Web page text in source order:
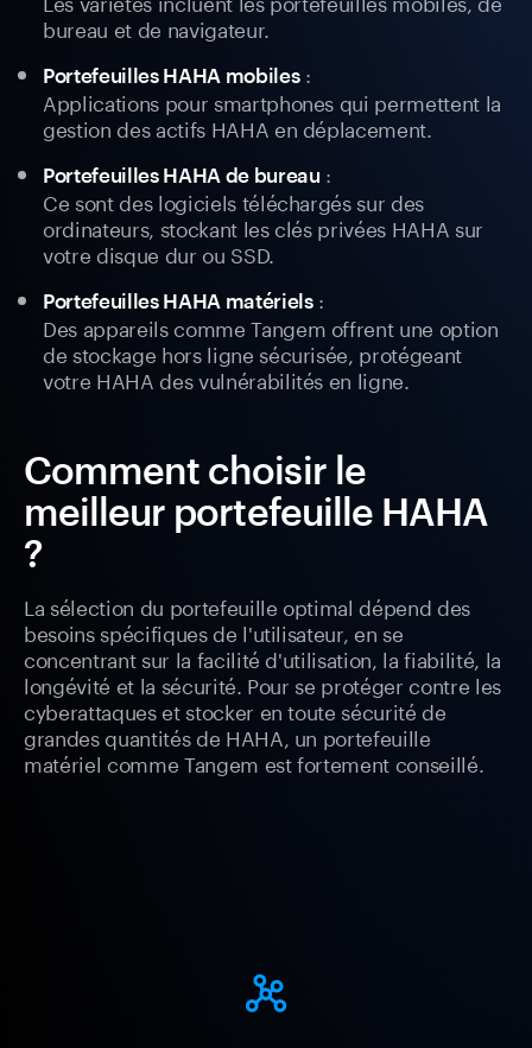
bureau et de navigateur.
Portefeuilles HAHA mobiles:
Applications pour smartphones qui permettent la
gestion des actifs HAHA en déplacement.
Portefeuilles HAHA de bureau :
Ce sont des logiciels téléchargés sur des
ordinateurs, stockant les clés privées HAHA sur
votre disque dur ou SSD.
Portefeuilles HAHA matériels:
Des appareils comme Tangem offrent une option
de stockage hors ligne sécurisée, protégeant
votre HAHA des vulnérabilités en ligne.
Comment choisir le
meilleur portefeuille HAHA
?
La sélection du portefeuille optimal dépend des
besoins spécifiques de l'utilisateur, en se
concentrant sur la facilité d'utilisation, la fiabilité, la
longévité et la sécurité. Pour se protéger contre les
cyberattaques et stocker en toute sécurité de
grandes quantités de HAHA, un portefeuille
matériel comme Tangem est fortement conseillé.